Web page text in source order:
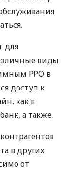
для
виды
РРО в
доступ к
как в
а также:
в других
от